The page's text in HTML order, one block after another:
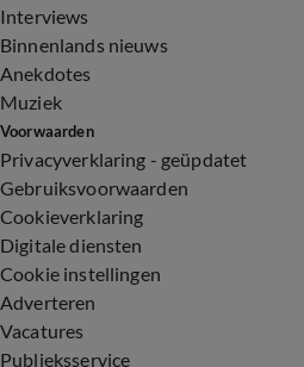
Interviews
Binnenlands nieuws
Anekdotes
Muziek
Voorwaarden
Privacyverklaring - geüpdatet
Gebruiksvoorwaarden
Cookieverklaring
Digitale diensten
Cookie instellingen
Adverteren
Vacatures
Publieksservice